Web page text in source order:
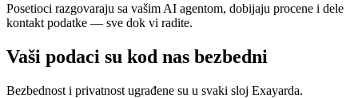
Posetioci razgovaraju sa vašim AI agentom, dobijaju procene i dele
kontakt podatke — sve dok vi radite.
Vaši podaci su kod nas bezbedni
Bezbednost i privatnost ugrađene su u svaki sloj Exayarda.